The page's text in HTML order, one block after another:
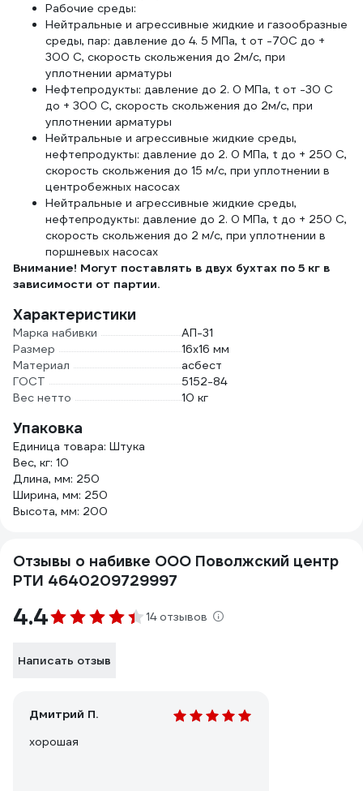
Рабочие среды:
Нейтральные и агрессивные жидкие и газообразные
среды, пар: давление до 4. 5 МПа, t от -70С до +
300 С, скорость скольжения до 2м/с, при
уплотнении арматуры
Нефтепродукты: давление до 2. 0 МПа, t от -30 С
до + 300 С, скорость скольжения до 2м/с, при
уплотнении арматуры
Нейтральные и агрессивные жидкие среды,
нефтепродукты: давление до 2. 0 МПа, t до + 250 С,
скорость скольжения до 15 м/с, при уплотнении в
центробежных насосах
Нейтральные и агрессивные жидкие среды,
нефтепродукты: давление до 2. 0 МПа, t до + 250 С,
скорость скольжения до 2 м/с, при уплотнении в
поршневых насосах
Внимание! Могут поставлять в двух бухтах по 5 кг в
зависимости от партии.
Характеристики
Марка набивки
АП-31
Размер
16х16 мм
Материал
асбест
ГОСТ
5152-84
Вес нетто
10 кг
Упаковка
Единица товара: Штука
Вес, кг: 10
Длина, мм: 250
Ширина, мм: 250
Высота, мм: 200
Отзывы о набивке ООО Поволжский центр
РТИ 4640209729997
4.4 14 отзывов
Написать отзыв
Дмитрий П.
хорошая